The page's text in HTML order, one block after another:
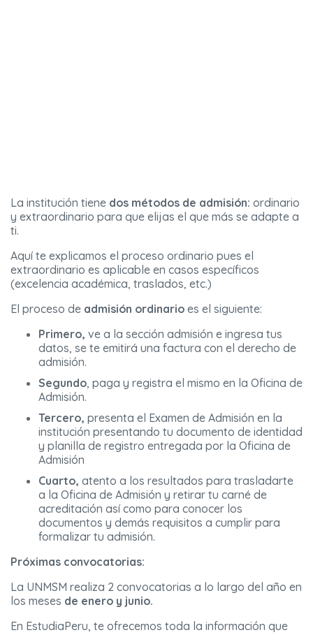
La institución tiene dos métodos de admisión: ordinario
y extraordinario para que elijas el que más se adapte a
ti.
Aquí te explicamos el proceso ordinario pues el
extraordinario es aplicable en casos específicos
(excelencia académica, traslados, etc.)
El proceso de admisión ordinario es el siguiente:
Primero, ve a la sección admisión e ingresa tus
datos, se te emitirá una factura con el derecho de
admisión.
Segundo, paga y registra el mismo en la Oficina de
Admisión.
Tercero, presenta el Examen de Admisión en la
institución presentando tu documento de identidad
y planilla de registro entregada por la Oficina de
Admisión
Cuarto, atento a los resultados para trasladarte
a la Oficina de Admisión y retirar tu carné de
acreditación así como para conocer los
documentos y demás requisitos a cumplir para
formalizar tu admisión.
Próximas convocatorias:
La UNMSM realiza 2 convocatorias a lo largo del año en
los meses de enero y junio.
En EstudiaPeru, te ofrecemos toda la información que